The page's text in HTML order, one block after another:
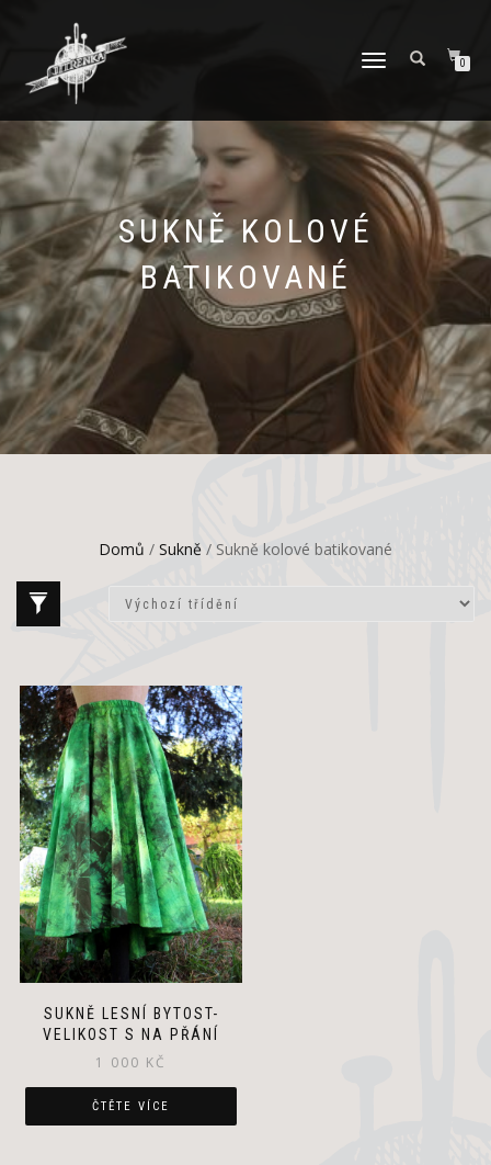
PŘEPNOUT
0
SUKNĚ KOLOVÉ
BATIKOVANÉ
Domů / Sukně / Sukně kolové batikované
SUKNĚ LESNÍ BYTOST-
VELIKOST S NA PŘÁNÍ
1 000 KČ
ČTĚTE VÍCE